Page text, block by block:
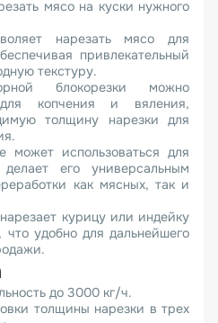
мясо на куски нужного
нарезать мясо для
привлекательный
текстуру.
блокорезки можно
копчения и вяления,
толщину нарезки для
может использоваться для
его универсальным
как мясных, так и
курицу или индейку
удобно для дальнейшего
до 3000 кг/ч.
толщины нарезки в трех